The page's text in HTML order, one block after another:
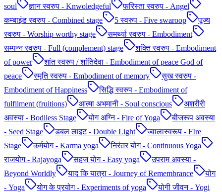
soul
ज्ञान स्वरुप - Knwoledgeful
फरिस्ता स्वरुप - Angel
कम्बाइंड स्वरुप - Combined stage
5 स्वरुप - Five swaroop
पूज्य
स्वरुप - Worship worthy stage
समर्थ्या स्वरुप - Embodiment
सम्पन्न स्वरुप - Full (complement) stage
शक्ति स्वरुप - Embodiment
of power
शांत स्वरुप / शांतिदेवा - Embodiment of peace God of
peace
स्मृति स्वरुप - Embodiment of memory
सुख स्वरुप -
Embodiment of Happiness
सिद्धि स्वरुप - Embodiment of
fulfilment (fruitions)
आत्मा अभमानी - Soul conscious
अशरीरी
अवस्या - Bodiless Stage
योग अग्नि - Fire of Yoga
बीजरूप अवस्या
- Seed Stage
डबल लाइट - Double Light
ज्वालास्वरूप - FIre
Stage
कर्मयोग - Karma yoga
निरंतर योग - Continuous Yoga
राजयोग - Rajayoga
सहज योग - Easy yoga
उपराम अवस्या -
Beyond Worldly
याद कि यात्रा - Journey of Remembrance
योग
- Yoga
योग के प्रयोग - Experiments of yoga
योगी जीवन - Yogi